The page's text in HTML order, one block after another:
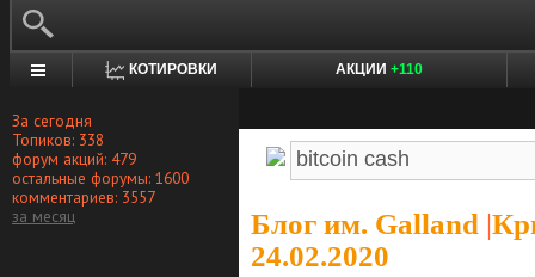
КОТИРОВКИ АКЦИИ +110
За сегодня
Топиков: 338
форум акций: 479
остальные форумы: 1600
комментариев: 3557
за месяц
Блог им. Galland |
24.02.2020